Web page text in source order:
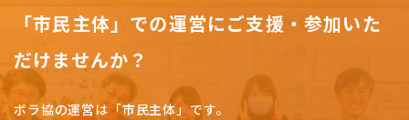
「市民主体」での運営にご支援・参加いた
だけませんか？
ボラ協の運営は「市民主体」です。